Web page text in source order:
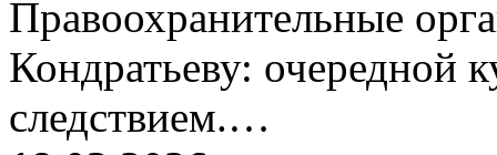
Правоохранительные
Кондратьеву: очередной
следствием.…